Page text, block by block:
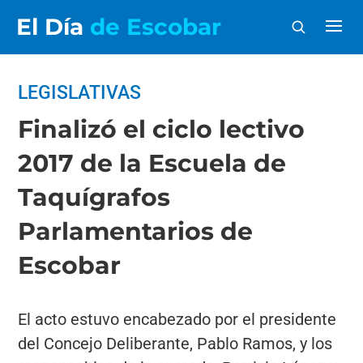
El Día de Escobar
LEGISLATIVAS
Finalizó el ciclo lectivo
2017 de la Escuela de
Taquígrafos
Parlamentarios de
Escobar
El acto estuvo encabezado por el presidente
del Concejo Deliberante, Pablo Ramos, y los